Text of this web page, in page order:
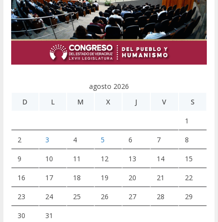
agosto 2026
D
L M X J V S
1
2 3 4 5 6 7 8
9 10 11 12 13 14 15
16 17 18 19 20 21 22
23 24 25 26 27 28 29
30 31